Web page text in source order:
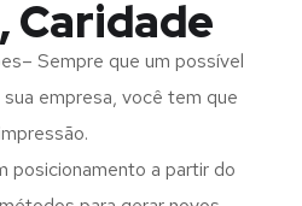
Caridade
Sempre que um possível
empresa, você tem que
posicionamento a partir do